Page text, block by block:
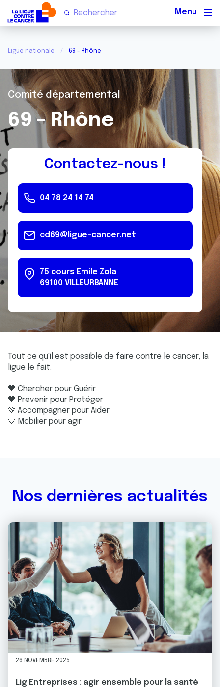
Ligue nationale 69 - Rhône
Comité départemental
69 - Rhône
Contactez-nous !
04 78 24 14 74
cd69@ligue-cancer.net
75 cours Emile Zola
69100 VILLEURBANNE
Tout ce qu'il est possible de faire contre le cancer, la
ligue le fait.
🧡 Chercher pour Guérir
💙 Prévenir pour Protéger
💚 Accompagner pour Aider
💛 Mobilier pour agir
Nos dernières actualités
26 NOVEMBRE 2025
Lig’Entreprises : agir ensemble pour la santé